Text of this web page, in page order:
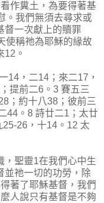
作糞土，為要得著基
。我們無須去尋求或
督一次獻上的贖罪
使稱祂為耶穌的緣故
12。
14，二14；來二17，
提前二6。3 賽五三
；約十八38；彼前三
44。8 詩廿二1；太廿
26，十14。12 太
，聖靈1在我們心中生
並祂一切的功勞，除
著了耶穌基督，我們
人說只有基督是不夠